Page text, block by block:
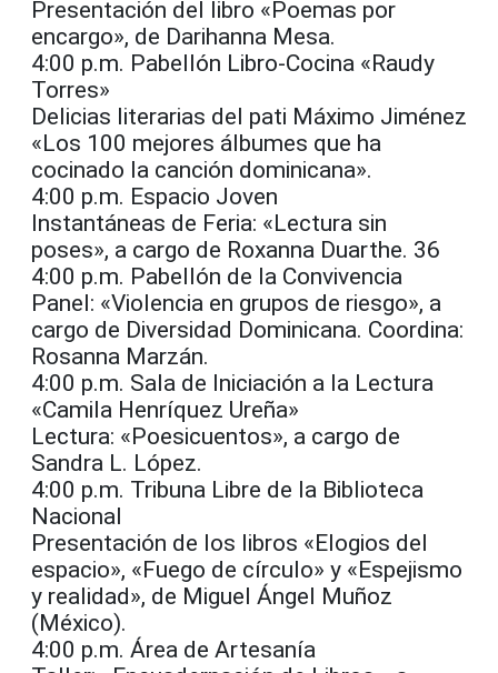
Presentación del libro «Poemas por
encargo», de Darihanna Mesa.
4:00 p.m. Pabellón Libro-Cocina «Raudy
Torres»
Delicias literarias del pati Máximo Jiménez
«Los 100 mejores álbumes que ha
cocinado la canción dominicana».
4:00 p.m. Espacio Joven
Instantáneas de Feria: «Lectura sin
poses», a cargo de Roxanna Duarthe. 36
4:00 p.m. Pabellón de la Convivencia
Panel: «Violencia en grupos de riesgo», a
cargo de Diversidad Dominicana. Coordina:
Rosanna Marzán.
4:00 p.m. Sala de Iniciación a la Lectura
«Camila Henríquez Ureña»
Lectura: «Poesicuentos», a cargo de
Sandra L. López.
4:00 p.m. Tribuna Libre de la Biblioteca
Nacional
Presentación de los libros «Elogios del
espacio», «Fuego de círculo» y «Espejismo
y realidad», de Miguel Ángel Muñoz
(México).
4:00 p.m. Área de Artesanía